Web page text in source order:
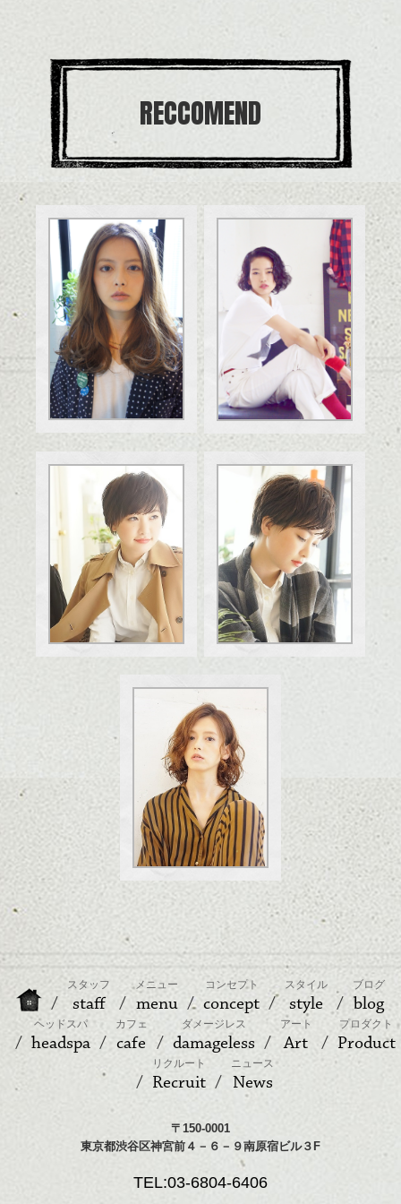
RECCOMEND
スタッフ
staff
メニュー
menu
コンセプト
concept
スタイル
style
ブログ
blog
ヘッドスパ
headspa
カフェ
cafe
ダメージレス
damageless
アート
Art
プロダクト
Product
リクルート
Recruit
ニュース
News
〒150-0001
東京都渋谷区神宮前４－６－９南原宿ビル３F
TEL:03-6804-6406